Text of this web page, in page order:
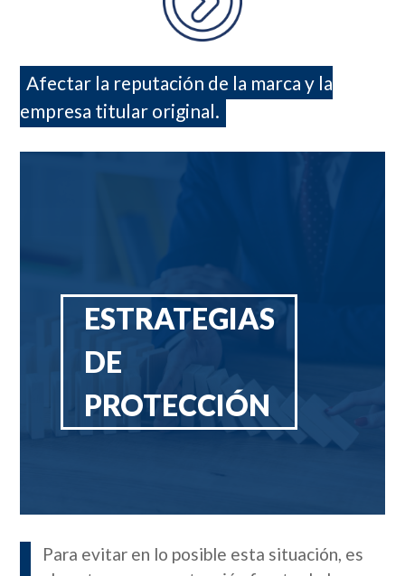
Afectar la reputación de la marca y la
empresa titular original.
ESTRATEGIAS
DE
PROTECCIÓN
Para evitar en lo posible esta situación, es